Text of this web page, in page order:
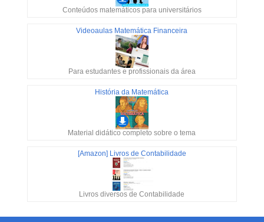
Conteúdos matemáticos para universitários
Videoaulas Matemática Financeira
Para estudantes e profissionais da área
História da Matemática
Material didático completo sobre o tema
[Amazon] Livros de Contabilidade
Livros diversos de Contabilidade